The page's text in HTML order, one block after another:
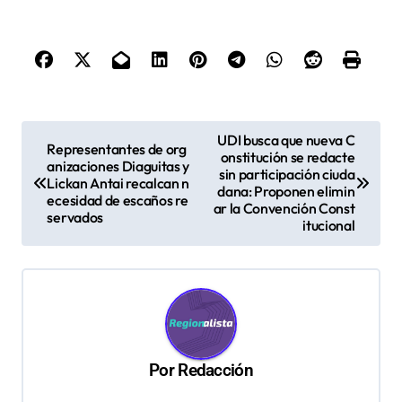
g
Representantes de org
anizaciones Diaguitas y
Lickan Antai recalcan n
ecesidad de escaños re
servados
UDI busca que nueva C
onstitución se redacte
sin participación ciuda
dana: Proponen elimin
ar la Convención Const
itucional
PorRedacción